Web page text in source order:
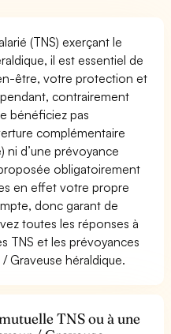
(TNS) exerçant le
il est essentiel de
être, votre protection et
contrairement
bénéficiez pas
complémentaire
ni d’une prévoyance
obligatoirement
en effet votre propre
donc garant de
toutes les réponses à
TNS et les prévoyances
Graveuse héraldique.
TNS ou à une